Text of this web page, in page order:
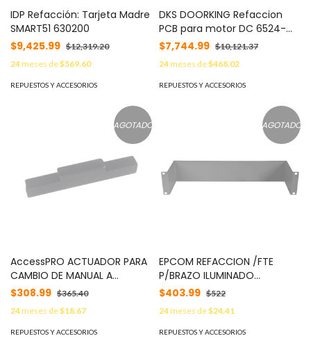
IDP Refacción: Tarjeta Madre
SMART51 630200
$9,425.99 $12,319.20
24meses de$569.60
REPUESTOS Y ACCESORIOS
DKS DOORKING Refaccion
PCB para motor DC 6524-
080 4100-010
$7,744.99 $10,121.37
24meses de$468.02
REPUESTOS Y ACCESORIOS
AGOTADO
AccessPRO ACTUADOR PARA
CAMBIO DE MANUAL A
AUTOMATICO EN XBSIZ1200
MOD: XBSIZCAM
$308.99 $365.40
24meses de$18.67
REPUESTOS Y ACCESORIOS
AGOTADO
EPCOM REFACCION /FTE
P/BRAZO ILUMINADO
XB5000ARM/XB6000ARM
MOD: XBARMPS
$403.99 $522
24meses de$24.41
REPUESTOS Y ACCESORIOS